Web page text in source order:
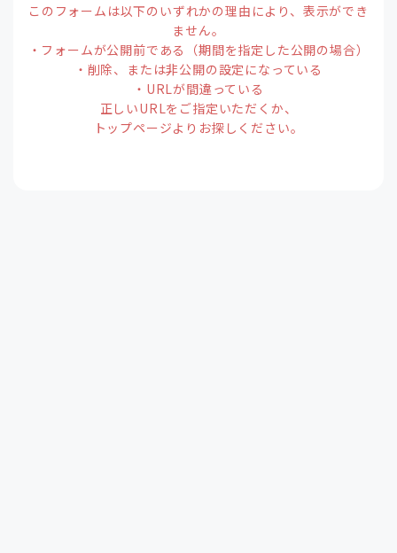
このフォームは以下のいずれかの理由により、表示ができ
ません。
・フォームが公開前である（期間を指定した公開の場合）
・削除、または非公開の設定になっている
・URLが間違っている
正しいURLをご指定いただくか、
トップページよりお探しください。